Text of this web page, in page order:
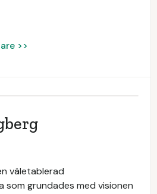
>>
väletablerad
som grundades med visionen